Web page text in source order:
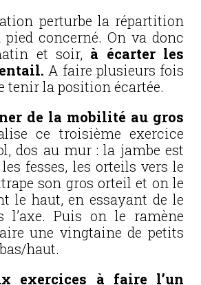
perturbe la répartition
pied concerné. On va donc
et soir, à écarter les
A faire plusieurs fois
tenir la position écartée.
de la mobilité au gros
ce troisième exercice
dos au mur : la jambe est
fesses, les orteils vers le
son gros orteil et on le
le haut, en essayant de le
l’axe. Puis on le ramène
une vingtaine de petits
haut.
exercices à faire l’un